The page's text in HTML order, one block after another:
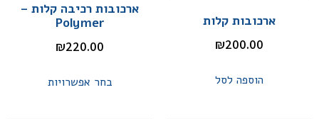
ארכובות קלות
₪200.00
הוספה לסל
ארכובות רכיבה קלות –
Polymer
₪220.00
בחר אפשרויות